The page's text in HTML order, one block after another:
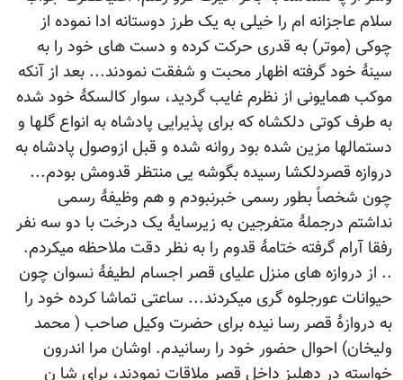
سلام عاجزانه ام را خیلی به یک طرز دوستانه ادا نموده از
چوکی (موتر) به قدری حرکت کرده و دست های خود را به
سینۀ خود گرفته اظهار محبت و شفقت نمودند... بعد از آنکه
موکب همایونی از نظرم غایب گردید، سوار کالسکۀ خود شده
به طرف کوتی دلکشاه که برای پذیرایی پادشاه به انواع گلها و
دستمالها مزین شده بود روانه شده و قبل ازوصول پادشاه به
دروازه قصردلکشا رسیده بگوشه یی منتظر قدومش بودم...
چون شخصاً بطور رسمی خبرنبودم و هم وظیفۀ رسمی
نداشتم درجملۀ متفرجین به زیرسایۀ یک درخت با دو سه نفر
رفقا آرام گرفته ختامۀ قدوم را به نظر دقت ملاحظه میکردم.
.. از دروازه های منزل علیای قصر اجسام لطیفۀ نسوان چون
حیوانات عورجلوه گری میکردند... ساعتی تماشا کرده خود را
به دروازۀ قصر رسا نیده برای حضرت وکیل صاحب ( محمد
ولیخان) احوال حضور خود را رسانیدم. اوشان مرا اندرون
خواسته در دهلیز داخل قصر ملاقات نمودند، برای شا ن